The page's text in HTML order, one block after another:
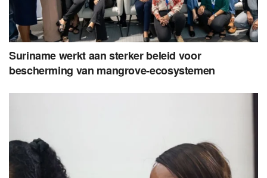
Suriname werkt aan sterker beleid voor
bescherming van mangrove-ecosystemen